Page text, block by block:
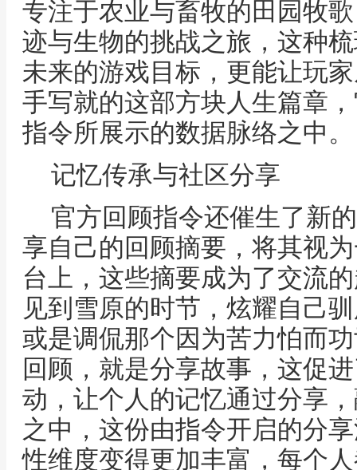
专注于农业与畜牧的田园牧
迹与生物的挑战之旅，这种
未来的游戏目标，更能让玩
手写就的这部方块人生篇章
指令所展示的数据脉络之中。
记忆传承与社区分享
官方回顾指令还催生了新
享自己的回顾摘要，将其视
台上，这些摘要成为了交流
见到雪原的时节，炫耀自己
或是调侃那个因为苦力怕而
回顾，就是分享故事，这促
动，让个人的记忆通过分享
之中，这份由指令开启的分
性维度变得更加丰富，每个